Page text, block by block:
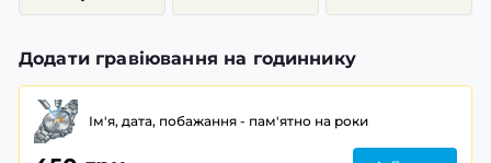
Додати гравіювання на годиннику
Ім'я, дата, побажання - пам'ятно на роки